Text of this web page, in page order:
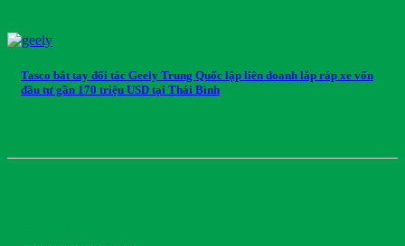
Tasco bắt tay đối tác Geely Trung Quốc lập liên doanh lắp ráp xe vốn
đầu tư gần 170 triệu USD tại Thái Bình